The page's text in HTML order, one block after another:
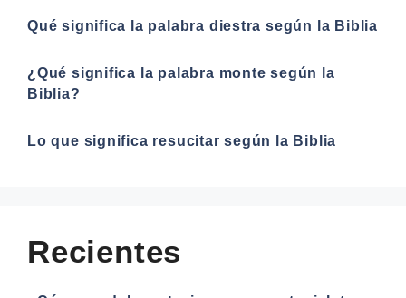
Qué significa la palabra diestra según la Biblia
¿Qué significa la palabra monte según la
Biblia?
Lo que significa resucitar según la Biblia
Recientes